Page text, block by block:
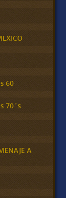
60
70´s
A